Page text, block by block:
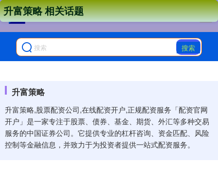
搜索
升富策略
升富策略,股票配资公司,在线配资开户,正规配资服务「配资官网
开户」是一家专注于股票、债券、基金、期货、外汇等多种交易
服务的中国证券公司。它提供专业的杠杆咨询、资金匹配、风险
控制等金融信息，并致力于为投资者提供一站式配资服务。
升富策略 相关话题